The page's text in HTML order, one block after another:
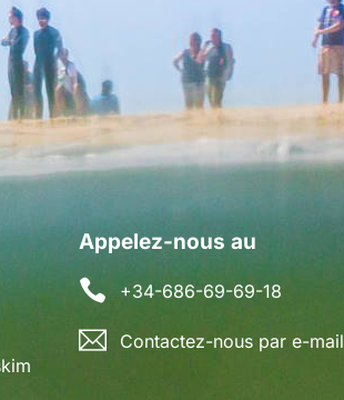
Appelez-nous au
+34-686-69-69-18
Contactez-nous par e-mail